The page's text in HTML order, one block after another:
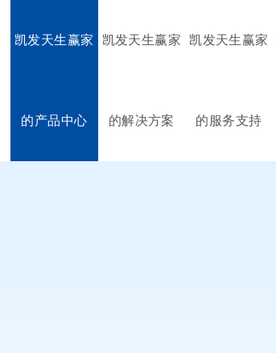
凯发天生赢家
的产品中心
凯发天生赢家
的解决方案
凯发天生赢家
的服务支持